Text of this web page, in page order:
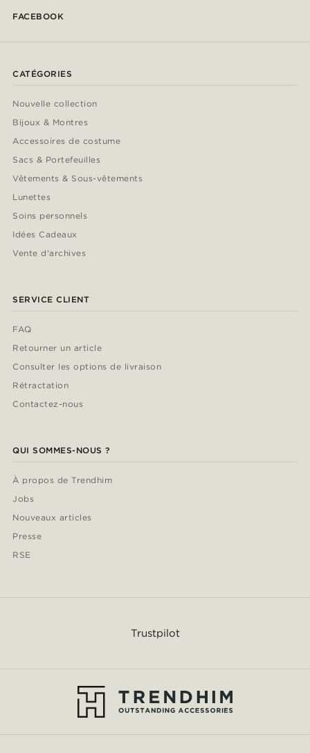
FACEBOOK
CATÉGORIES
Nouvelle collection
Bijoux & Montres
Accessoires de costume
Sacs & Portefeuilles
Vêtements & Sous-vêtements
Lunettes
Soins personnels
Idées Cadeaux
Vente d'archives
SERVICE CLIENT
FAQ
Retourner un article
Consulter les options de livraison
Rétractation
Contactez-nous
QUI SOMMES-NOUS ?
À propos de Trendhim
Jobs
Nouveaux articles
Presse
RSE
Trustpilot